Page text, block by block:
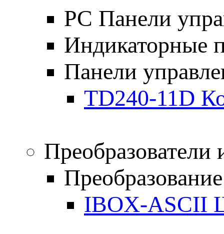
PC Панели
Индикаторные
Панели
TD240-11D
Преобразователи
IBOX-ASCII